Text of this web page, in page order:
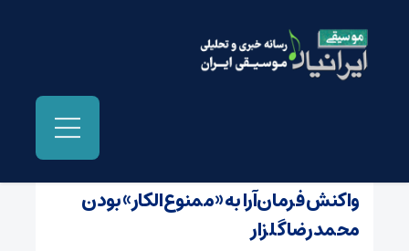
واکنش فرمان‌آرا به «ممنوع‌الکار» بودن
محمدرضا گلزار